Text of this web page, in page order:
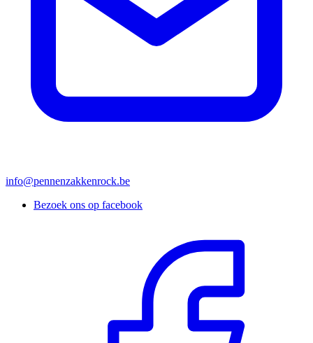
info@pennenzakkenrock.be
Bezoek ons op facebook